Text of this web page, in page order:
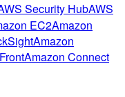
Security HubAWS
EC2Amazon
Amazon
Amazon Connect